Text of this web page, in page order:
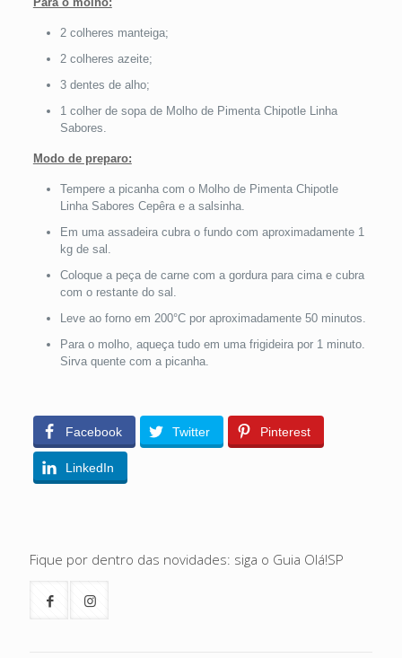
2 colheres manteiga;
2 colheres azeite;
3 dentes de alho;
1 colher de sopa de Molho de Pimenta Chipotle Linha
Sabores.
Modo de preparo:
Tempere a picanha com o Molho de Pimenta Chipotle
Linha Sabores Cepêra e a salsinha.
Em uma assadeira cubra o fundo com aproximadamente 1
kg de sal.
Coloque a peça de carne com a gordura para cima e cubra
com o restante do sal.
Leve ao forno em 200°C por aproximadamente 50 minutos.
Para o molho, aqueça tudo em uma frigideira por 1 minuto.
Sirva quente com a picanha.
Facebook Twitter Pinterest
LinkedIn
Fique por dentro das novidades: siga o Guia Olá!SP